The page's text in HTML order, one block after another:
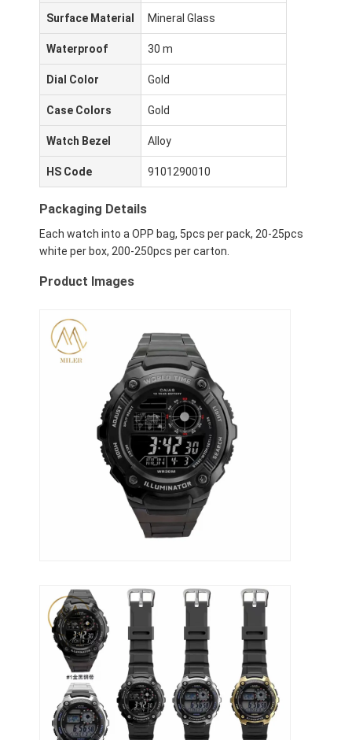
Prodotti
Chi Siamo
Visita alla fabbrica
Controllo di qualità
Orologio del quarzo
Orologio di quarzo a cinghia in pelle
Orologio a cinghia in acciaio inossidabile
Surface Material Mineral Glass
Waterproof 30 m
Dial Color Gold
Case Colors Gold
Watch Bezel Alloy
HS Code 9101290010
Packaging Details
Each watch into a OPP bag, 5pcs per pack, 20-25pcs
white per box, 200-250pcs per carton.
Product Images